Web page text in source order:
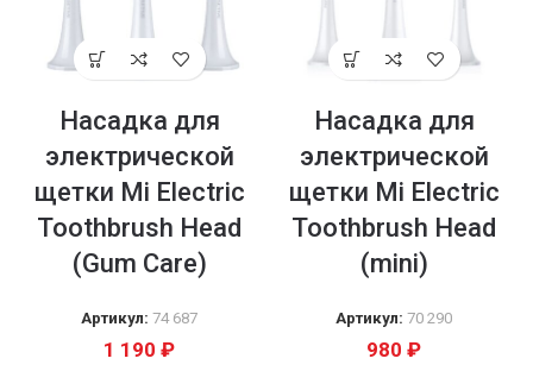
Насадка для
электрической
щетки Mi Electric
Toothbrush Head
(Gum Care)
Артикул: 74 687
1 190 ₽
Насадка для
электрической
щетки Mi Electric
Toothbrush Head
(mini)
Артикул: 70 290
980 ₽